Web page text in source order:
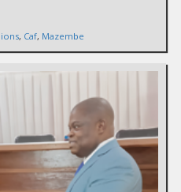
, Caf, Mazembe